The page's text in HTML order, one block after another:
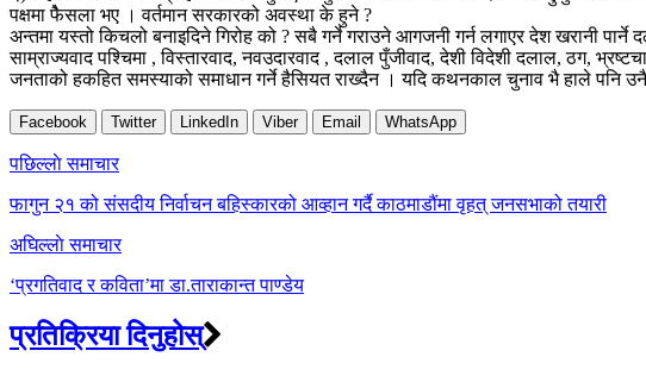
पक्षमा फैेसला भए । वर्तमान सरकारको अवस्था के हुने ?
अन्तमा यस्तो किचलो बनाइदिने गिरोह को ? सबै गर्ने गराउने आगजनी गर्न लगाएर देश खरानी
साम्राज्यवाद पश्चिमा , विस्तारवाद, नवउदारवाद , दलाल पुँजीवाद, देशी विदेशी दलाल, ठग,
जनताको हकहित समस्याको समाधान गर्ने हैसियत राख्दैन । यदि कथनकाल चुनाव भै हाले पनि उनै
Facebook Twitter LinkedIn Viber Email WhatsApp
Post
navigation
पछिल्लाे समाचार
फागुन २१ को संसदीय निर्वाचन बहिस्कारको आव्हान गर्दै काठमाडौंमा वृहत् जनसभाको तयारी
अघिल्लाे समाचार
‘प्रगतिवाद र कविता’मा डा.ताराकान्त पाण्डेय
प्रतिक्रिया दिनुहोस्